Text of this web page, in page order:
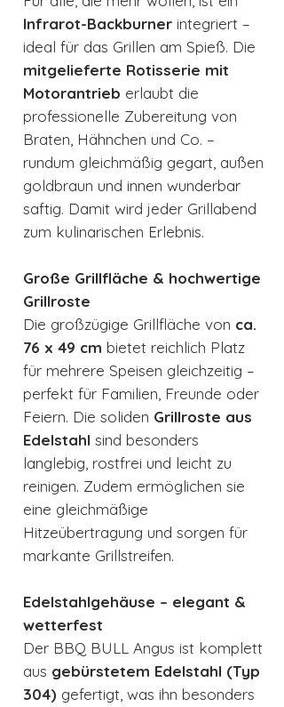
Infrarot-Backburner integriert –
ideal für das Grillen am Spieß. Die
mitgelieferte Rotisserie mit
Motorantrieb erlaubt die
professionelle Zubereitung von
Braten, Hähnchen und Co. –
rundum gleichmäßig gegart, außen
goldbraun und innen wunderbar
saftig. Damit wird jeder Grillabend
zum kulinarischen Erlebnis.
Große Grillfläche & hochwertige
Grillroste
Die großzügige Grillfläche von ca.
76 x 49 cm bietet reichlich Platz
für mehrere Speisen gleichzeitig –
perfekt für Familien, Freunde oder
Feiern. Die soliden Grillroste aus
Edelstahl sind besonders
langlebig, rostfrei und leicht zu
reinigen. Zudem ermöglichen sie
eine gleichmäßige
Hitzeübertragung und sorgen für
markante Grillstreifen.
Edelstahlgehäuse – elegant &
wetterfest
Der BBQ BULL Angus ist komplett
aus gebürstetem Edelstahl (Typ
304) gefertigt, was ihn besonders